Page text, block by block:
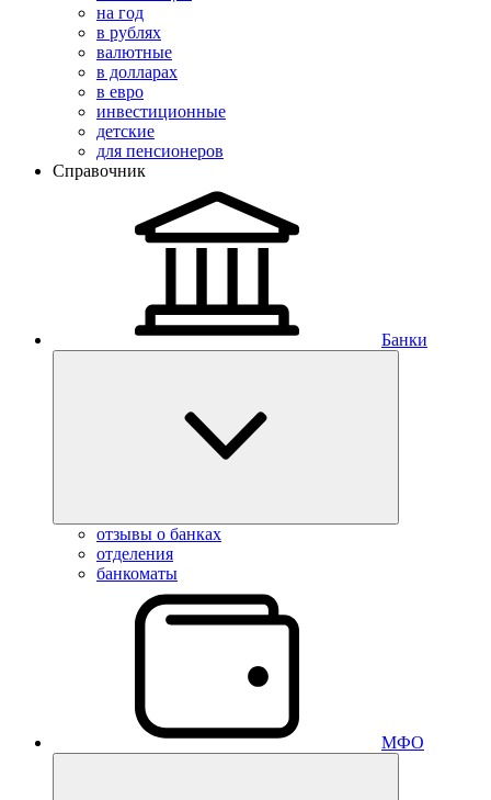
на год
в рублях
валютные
в долларах
в евро
инвестиционные
детские
для пенсионеров
Справочник
Банки
отзывы о банках
отделения
банкоматы
МФО